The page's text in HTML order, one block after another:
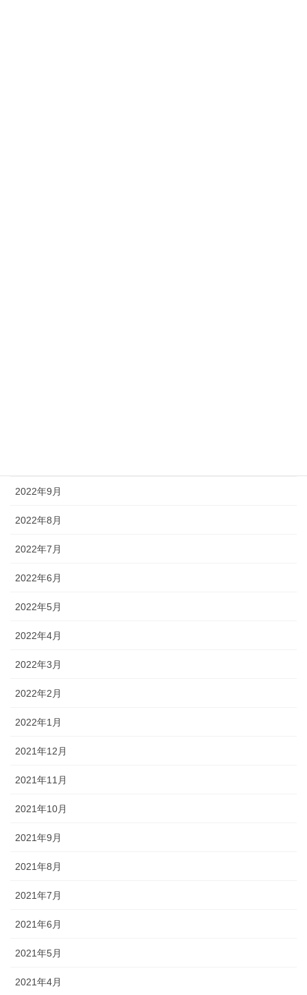
2022年9月
2022年8月
2022年7月
2022年6月
2022年5月
2022年4月
2022年3月
2022年2月
2022年1月
2021年12月
2021年11月
2021年10月
2021年9月
2021年8月
2021年7月
2021年6月
2021年5月
2021年4月